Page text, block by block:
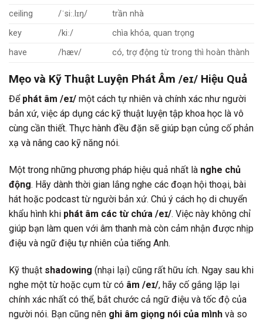
ceiling
/ˈsiː.lɪŋ/
trần nhà
key
/kiː/
chìa khóa, quan trọng
have
/hæv/ có, trợ động từ trong thì hoàn thành
Mẹo và Kỹ Thuật Luyện Phát Âm /eɪ/ Hiệu Quả
Để phát âm /eɪ/ một cách tự nhiên và chính xác như người
bản xứ, việc áp dụng các kỹ thuật luyện tập khoa học là vô
cùng cần thiết. Thực hành đều đặn sẽ giúp bạn củng cố phản
xạ và nâng cao kỹ năng nói.
Một trong những phương pháp hiệu quả nhất là nghe chủ
động. Hãy dành thời gian lắng nghe các đoạn hội thoại, bài
hát hoặc podcast từ người bản xứ. Chú ý cách họ di chuyển
khẩu hình khi phát âm các từ chứa /eɪ/. Việc này không chỉ
giúp bạn làm quen với âm thanh mà còn cảm nhận được nhịp
điệu và ngữ điệu tự nhiên của tiếng Anh.
Kỹ thuật shadowing (nhại lại) cũng rất hữu ích. Ngay sau khi
nghe một từ hoặc cụm từ có âm /eɪ/, hãy cố gắng lặp lại
chính xác nhất có thể, bắt chước cả ngữ điệu và tốc độ của
người nói. Bạn cũng nên ghi âm giọng nói của mình và so